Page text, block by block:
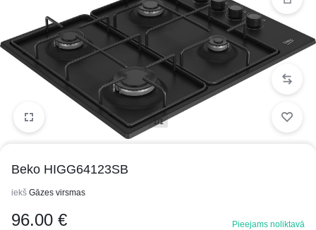
1/1
Beko HIGG64123SB
iekš Gāzes virsmas
96.00 € Pieejams noliktavā